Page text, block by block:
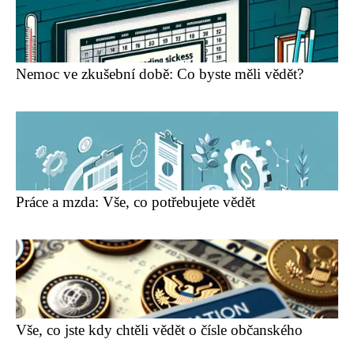
Nemoc ve zkušební době: Co byste měli vědět?
Práce a mzda: Vše, co potřebujete vědět
Vše, co jste kdy chtěli vědět o čísle občanského